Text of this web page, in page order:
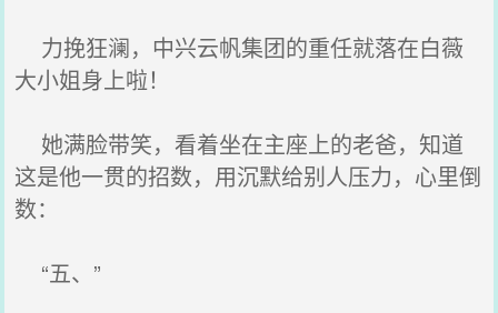
力挽狂澜，中兴云帆集团的重任就落在白薇
大小姐身上啦！
她满脸带笑，看着坐在主座上的老爸，知道
这是他一贯的招数，用沉默给别人压力，心里倒
数：
“五、”